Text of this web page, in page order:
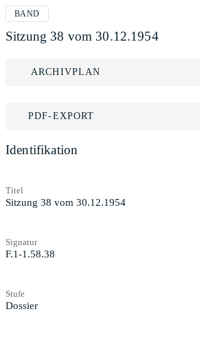
BAND
Sitzung 38 vom 30.12.1954
ARCHIVPLAN
PDF-EXPORT
Identifikation
Titel
Sitzung 38 vom 30.12.1954
Signatur
F.1-1.58.38
Stufe
Dossier